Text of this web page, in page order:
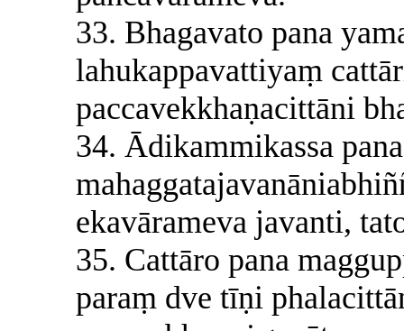
33. Bhagavato pana
lahukappavattiyaṃ
paccavekkhaṇacittāni
34. Ādikammikassa
ekavārameva javanti,
35. Cattāro pana
paraṃ dve tīṇi